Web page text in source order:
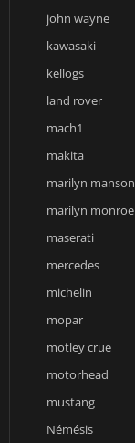
john wayne
kawasaki
kellogs
land rover
mach1
makita
marilyn manson
marilyn monroe
maserati
mercedes
michelin
mopar
motley crue
motorhead
mustang
Némésis